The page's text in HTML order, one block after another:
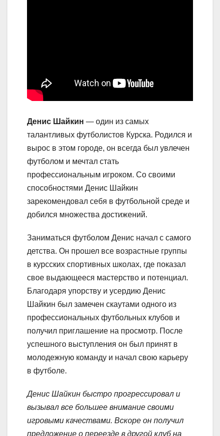
Денис Шайкин — один из самых
талантливых футболистов Курска. Родился и
вырос в этом городе, он всегда был увлечен
футболом и мечтал стать
профессиональным игроком. Со своими
способностями Денис Шайкин
зарекомендовал себя в футбольной среде и
добился множества достижений.
Заниматься футболом Денис начал с самого
детства. Он прошел все возрастные группы
в курсских спортивных школах, где показал
свое выдающееся мастерство и потенциал.
Благодаря упорству и усердию Денис
Шайкин был замечен скаутами одного из
профессиональных футбольных клубов и
получил приглашение на просмотр. После
успешного выступления он был принят в
молодежную команду и начал свою карьеру
в футболе.
Денис Шайкин быстро прогрессировал и
вызывал все большее внимание своими
игровыми качествами. Вскоре он получил
предложение о переезде в другой клуб на